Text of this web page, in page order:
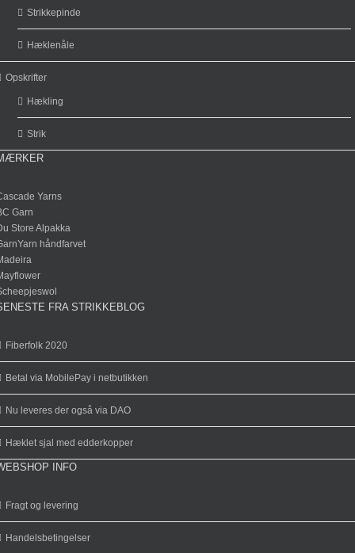
Strikkepinde
Hæklenåle
Opskrifter
Hækling
Strik
Yarns
Garn
Store Alpakka
håndfarvet
FRA STRIKKEBLOG
Fiberfolk 2020
Betal via MobilePay i netbutikken
Nu leveres der også via DAO
Hæklet sjal med edderkopper
INFO
Fragt og levering
Handelsbetingelser